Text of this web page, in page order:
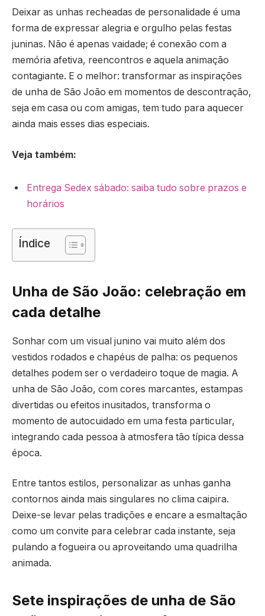
Deixar as unhas recheadas de personalidade é uma
forma de expressar alegria e orgulho pelas festas
juninas. Não é apenas vaidade; é conexão com a
memória afetiva, reencontros e aquela animação
contagiante. E o melhor: transformar as inspirações
de unha de São João em momentos de descontração,
seja em casa ou com amigas, tem tudo para aquecer
ainda mais esses dias especiais.
Veja também:
Entrega Sedex sábado: saiba tudo sobre prazos e
horários
Índice
Unha de São João: celebração em
cada detalhe
Sonhar com um visual junino vai muito além dos
vestidos rodados e chapéus de palha: os pequenos
detalhes podem ser o verdadeiro toque de magia. A
unha de São João, com cores marcantes, estampas
divertidas ou efeitos inusitados, transforma o
momento de autocuidado em uma festa particular,
integrando cada pessoa à atmosfera tão típica dessa
época.
Entre tantos estilos, personalizar as unhas ganha
contornos ainda mais singulares no clima caipira.
Deixe-se levar pelas tradições e encare a esmaltação
como um convite para celebrar cada instante, seja
pulando a fogueira ou aproveitando uma quadrilha
animada.
Sete inspirações de unha de São